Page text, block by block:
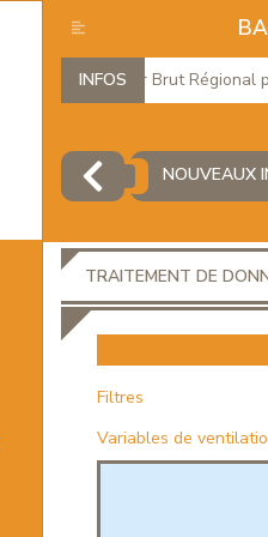
INFOS
Produit Intérieur Brut Régional par
NOUVEAUX
TRAITEMENT DE
Filtres
Variables de